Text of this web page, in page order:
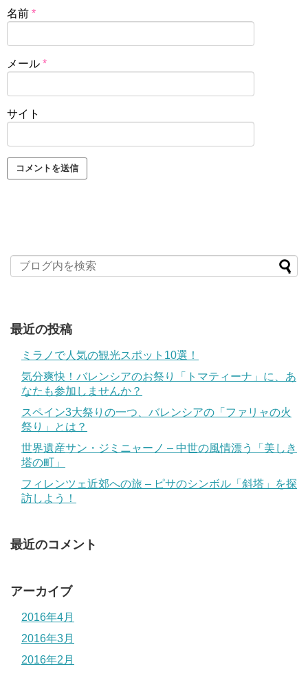
名前 *
メール *
サイト
最近の投稿
ミラノで人気の観光スポット10選！
気分爽快！バレンシアのお祭り「トマティーナ」に、あ
なたも参加しませんか？
スペイン3大祭りの一つ、バレンシアの「ファリャの火
祭り」とは？
世界遺産サン・ジミニャーノ – 中世の風情漂う「美しき
塔の町」
フィレンツェ近郊への旅 – ピサのシンボル「斜塔」を探
訪しよう！
最近のコメント
アーカイブ
2016年4月
2016年3月
2016年2月